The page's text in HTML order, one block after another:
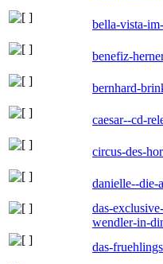
bella-vista-
benefiz-
bernhard-
caesar--cd-
circus-des-
danielle--die-
das-
wendler-in-
das-